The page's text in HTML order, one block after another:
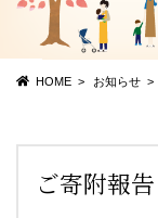
HOME お知らせ
ご寄附報告